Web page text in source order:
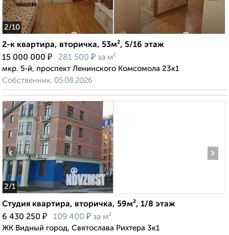
2/10
2-к квартира, вторичка, 53м², 5/16 этаж
15 000 000 ₽ 281 500 ₽ за м²
мкр. 5-й, проспект Ленинского Комсомола 23к1
Собственник, 05.08.2026
2/1
‹ ›
Студия квартира, вторичка, 59м², 1/8 этаж
6 430 250 ₽ 109 400 ₽ за м²
ЖК Видный город, Святослава Рихтера 3к1